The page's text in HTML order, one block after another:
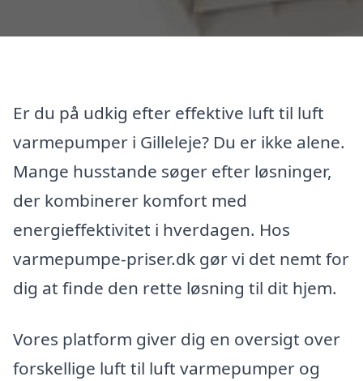
Er du på udkig efter effektive luft til luft
varmepumper i Gilleleje? Du er ikke alene.
Mange husstande søger efter løsninger,
der kombinerer komfort med
energieffektivitet i hverdagen. Hos
varmepumpe-priser.dk gør vi det nemt for
dig at finde den rette løsning til dit hjem.
Vores platform giver dig en oversigt over
forskellige luft til luft varmepumper og